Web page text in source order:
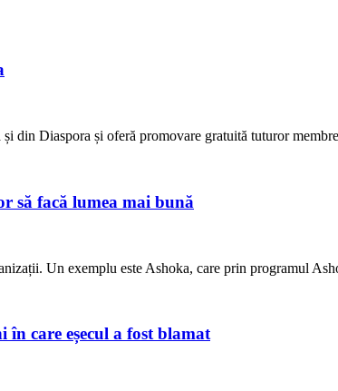
din Diaspora și oferă promovare gratuită tuturor
să facă lumea mai bună
Un exemplu este Ashoka, care prin programul
care eșecul a fost blamat